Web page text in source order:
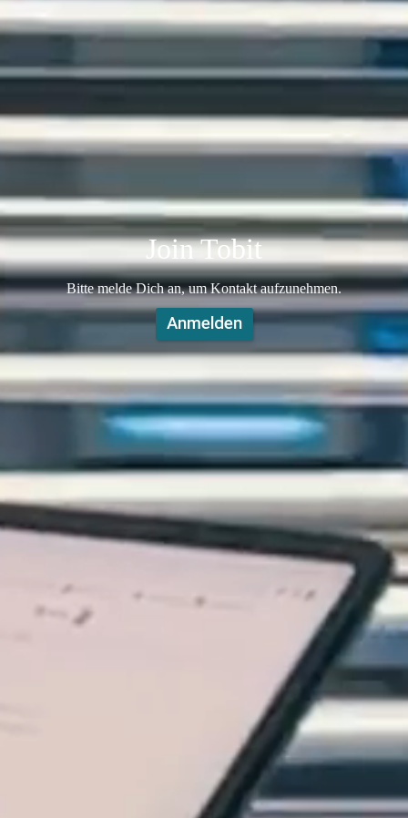
Join Tobit
​​​​​​​​​​​​​​​​​​​​​​​​​​​​​​​​​​​​​​Bitte melde Dich an, um Kontakt aufzunehmen.
Anmelden